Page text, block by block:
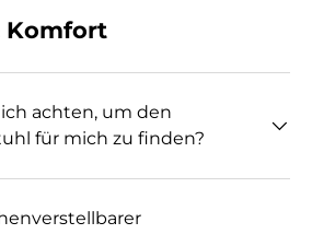
Komfort
achten, um den
für mich zu finden?